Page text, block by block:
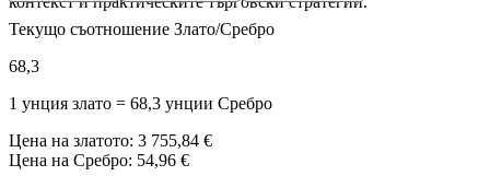
Текущо съотношение Злато/Сребро
68,3
1 унция злато = 68,3 унции Сребро
Цена на златото: 3 755,84 €
Цена на Сребро: 54,96 €